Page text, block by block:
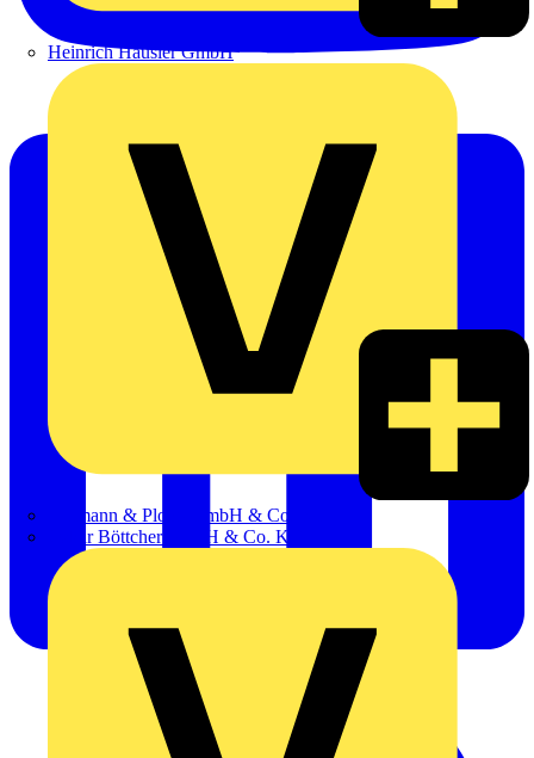
Heinrich Häusler GmbH
Hillmann & Ploog GmbH & Co. KG
Oskar Böttcher GmbH & Co. KG